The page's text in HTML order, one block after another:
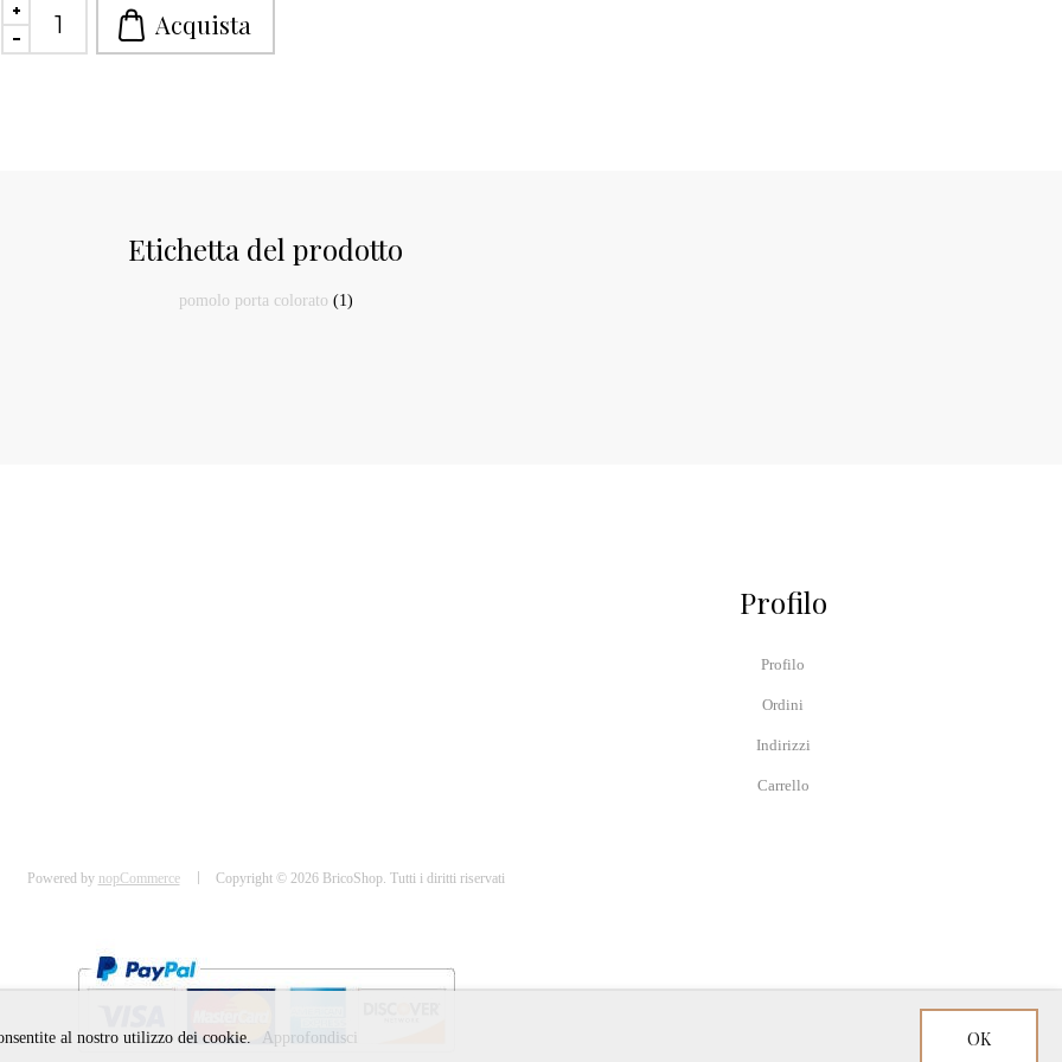
Etichetta del prodotto
pomolo porta colorato (1)
Profilo
Profilo
Ordini
Indirizzi
Carrello
Powered by nopCommerce Copyright © 2026 BricoShop. Tutti i diritti riservati
al nostro utilizzo dei cookie. Approfondisci OK